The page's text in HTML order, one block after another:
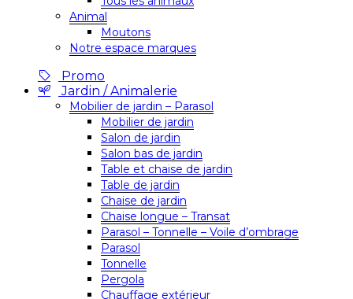
Animal
Moutons
Notre espace marques
Promo
Jardin / Animalerie
Mobilier de jardin – Parasol
Mobilier de jardin
Salon de jardin
Salon bas de jardin
Table et chaise de jardin
Table de jardin
Chaise de jardin
Chaise longue – Transat
Parasol – Tonnelle – Voile d’ombrage
Parasol
Tonnelle
Pergola
Chauffage extérieur